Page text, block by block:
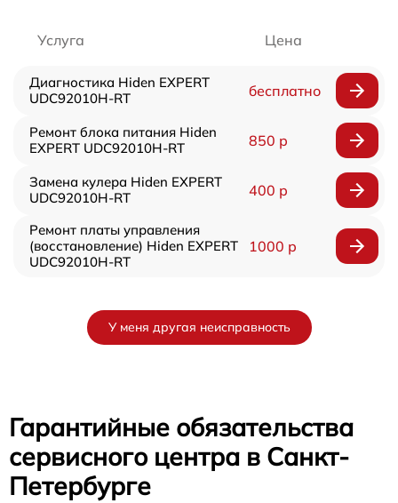
Услуга Цена
Диагностика Hiden EXPERT
UDC92010H-RT
бесплатно
Ремонт блока питания Hiden
EXPERT UDC92010H-RT
850 р
Замена кулера Hiden EXPERT
UDC92010H-RT
400 р
Ремонт платы управления
(восстановление) Hiden EXPERT
UDC92010H-RT
1000 р
У меня другая неисправность
Гарантийные обязательства
сервисного центра в Санкт-
Петербурге